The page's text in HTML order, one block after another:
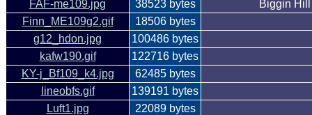
FAF-me109.jpg
38523 bytes
Biggin
Finn_ME109g2.gif
18506 bytes
g12_hdon.jpg
100486 bytes
kafw190.gif
122716 bytes
KY-j_Bf109_k4.jpg
62485 bytes
lineobfs.gif
139191 bytes
Luft1.jpg
22089 bytes